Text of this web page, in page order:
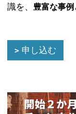
識を、 豊富な事例
申し込む